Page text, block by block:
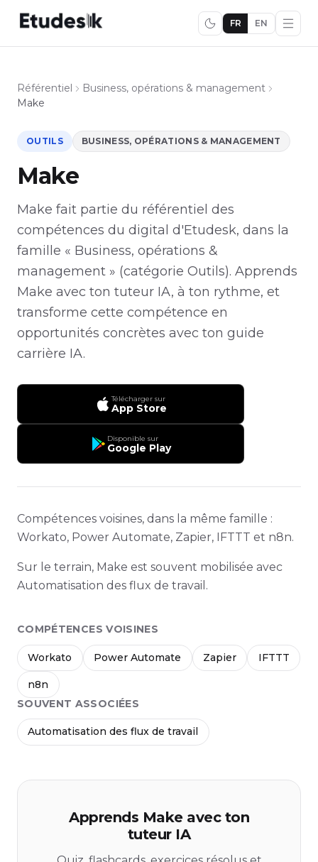
FR EN
Référentiel
Business, opérations & management
Make
OUTILS BUSINESS, OPÉRATIONS & MANAGEMENT
Make
Make fait partie du référentiel des
compétences du digital d'Etudesk, dans la
famille « Business, opérations &
management » (catégorie Outils). Apprends
Make avec ton tuteur IA, à ton rythme, et
transforme cette compétence en
opportunités concrètes avec ton guide
carrière IA.
Télécharger sur
App Store
Disponible sur
Google Play
Compétences voisines, dans la même famille :
Workato, Power Automate, Zapier, IFTTT et n8n.
Sur le terrain, Make est souvent mobilisée avec
Automatisation des flux de travail.
COMPÉTENCES VOISINES
Workato Power Automate Zapier IFTTT
n8n
SOUVENT ASSOCIÉES
Automatisation des flux de travail
Apprends Make avec ton
tuteur IA